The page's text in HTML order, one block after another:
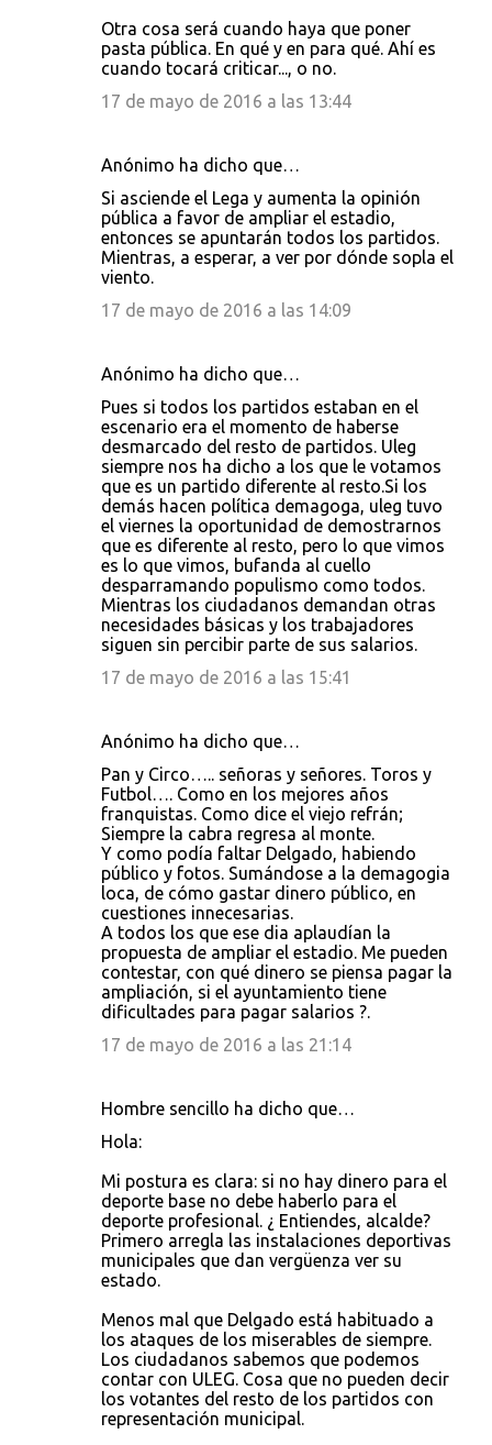
Otra cosa será cuando haya que poner
pasta pública. En qué y en para qué. Ahí es
cuando tocará criticar..., o no.
17 de mayo de 2016 a las 13:44
Anónimo ha dicho que…
Si asciende el Lega y aumenta la opinión
pública a favor de ampliar el estadio,
entonces se apuntarán todos los partidos.
Mientras, a esperar, a ver por dónde sopla el
viento.
17 de mayo de 2016 a las 14:09
Anónimo ha dicho que…
Pues si todos los partidos estaban en el
escenario era el momento de haberse
desmarcado del resto de partidos. Uleg
siempre nos ha dicho a los que le votamos
que es un partido diferente al resto.Si los
demás hacen política demagoga, uleg tuvo
el viernes la oportunidad de demostrarnos
que es diferente al resto, pero lo que vimos
es lo que vimos, bufanda al cuello
desparramando populismo como todos.
Mientras los ciudadanos demandan otras
necesidades básicas y los trabajadores
siguen sin percibir parte de sus salarios.
17 de mayo de 2016 a las 15:41
Anónimo ha dicho que…
Pan y Circo….. señoras y señores. Toros y
Futbol…. Como en los mejores años
franquistas. Como dice el viejo refrán;
Siempre la cabra regresa al monte.
Y como podía faltar Delgado, habiendo
público y fotos. Sumándose a la demagogia
loca, de cómo gastar dinero público, en
cuestiones innecesarias.
A todos los que ese dia aplaudían la
propuesta de ampliar el estadio. Me pueden
contestar, con qué dinero se piensa pagar la
ampliación, si el ayuntamiento tiene
dificultades para pagar salarios ?.
17 de mayo de 2016 a las 21:14
Hombre sencillo ha dicho que…
Hola:
Mi postura es clara: si no hay dinero para el
deporte base no debe haberlo para el
deporte profesional. ¿ Entiendes, alcalde?
Primero arregla las instalaciones deportivas
municipales que dan vergüenza ver su
estado.
Menos mal que Delgado está habituado a
los ataques de los miserables de siempre.
Los ciudadanos sabemos que podemos
contar con ULEG. Cosa que no pueden decir
los votantes del resto de los partidos con
representación municipal.